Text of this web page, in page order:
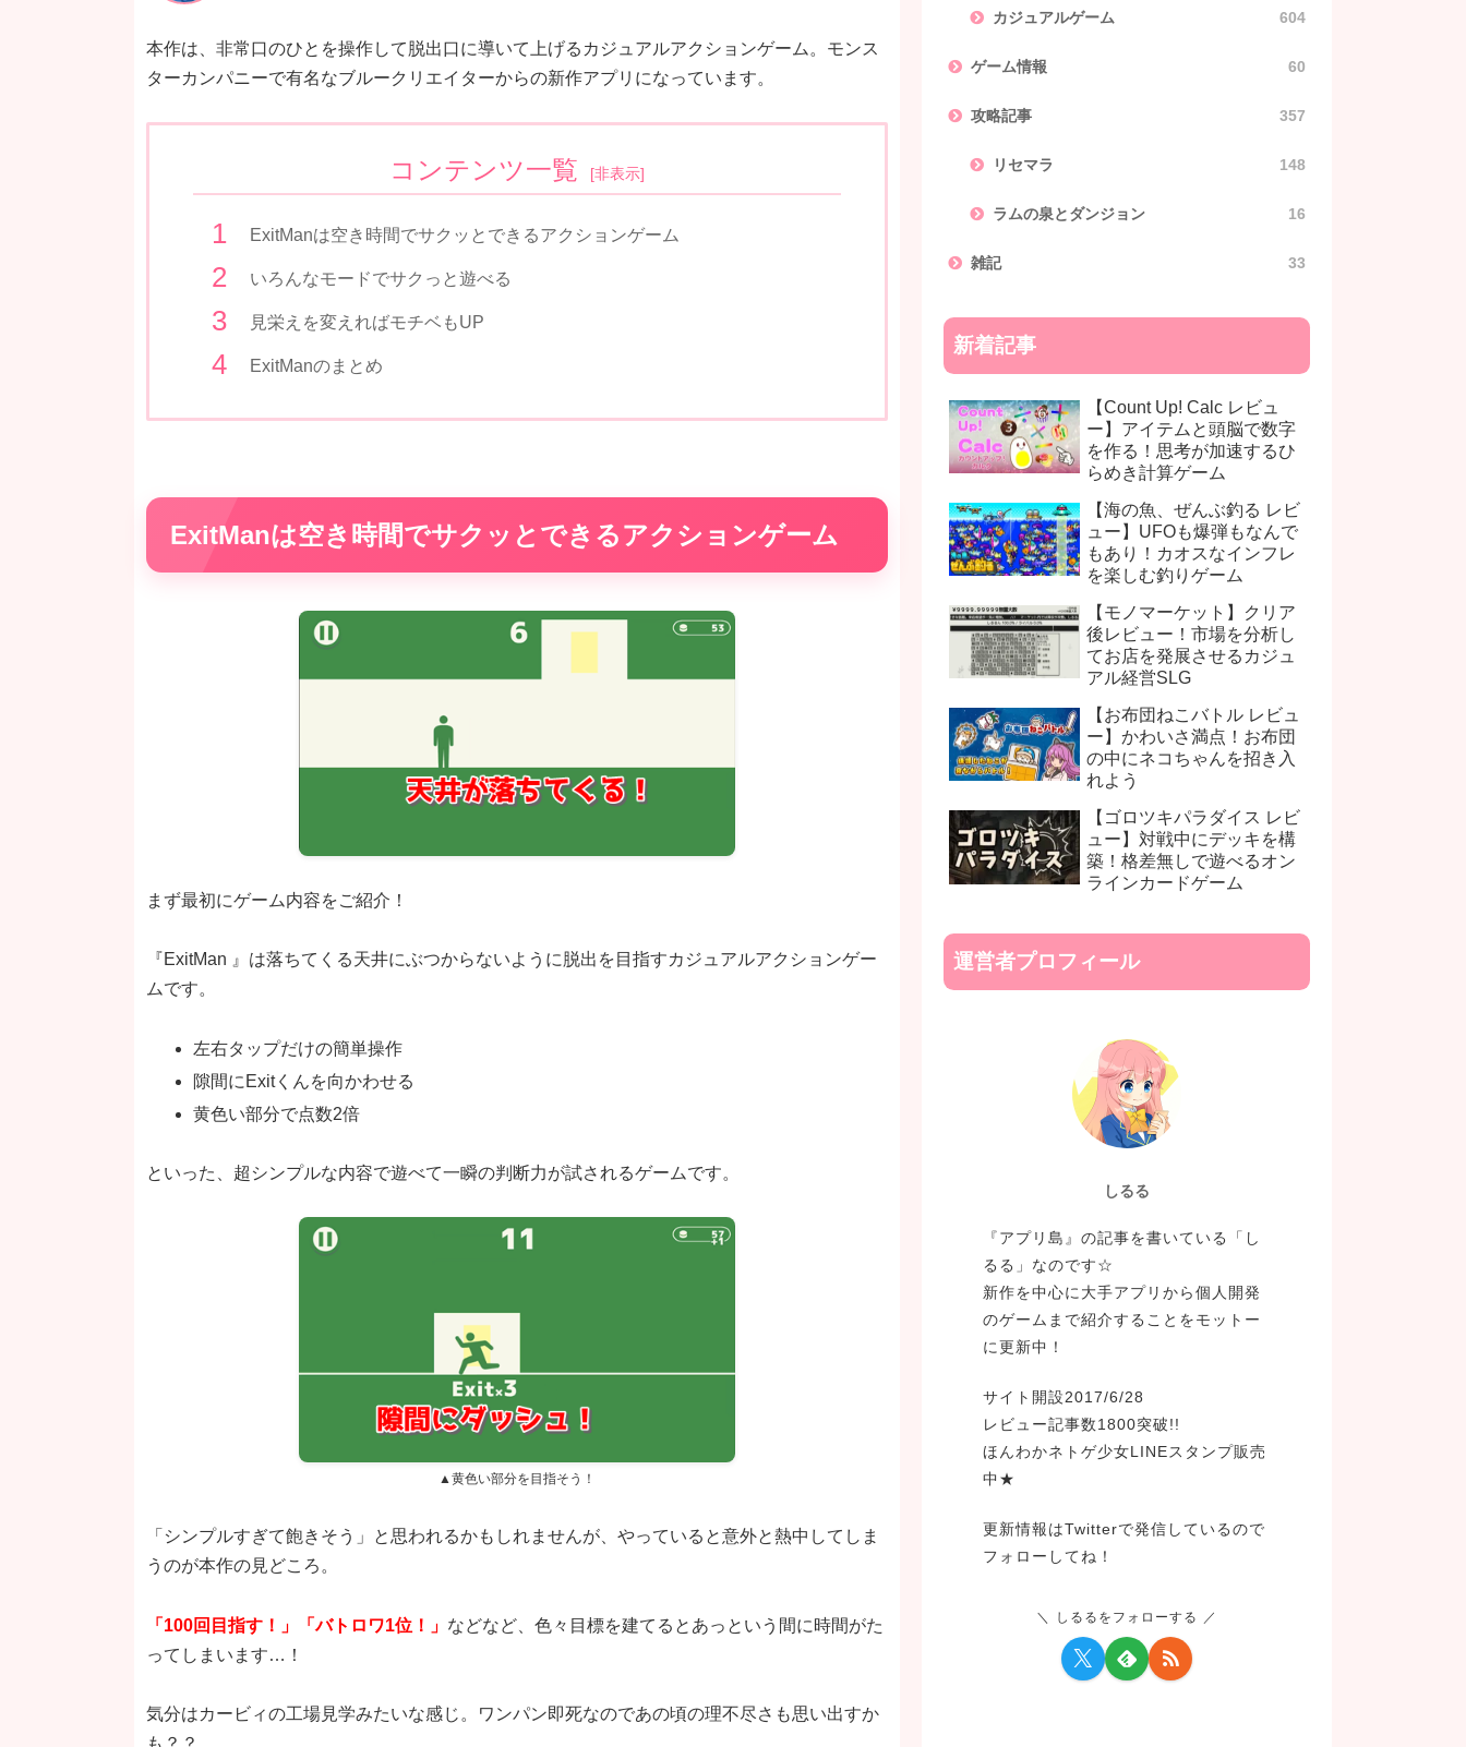
本作は、非常口のひとを操作して脱出口に導いて上げるカジュアルアクションゲーム。モンス
ターカンパニーで有名なブルークリエイターからの新作アプリになっています。
コンテンツ一覧 [非表示]
ExitManは空き時間でサクッとできるアクションゲーム
いろんなモードでサクっと遊べる
見栄えを変えればモチベもUP
ExitManのまとめ
ExitManは空き時間でサクッとできるアクションゲーム
まず最初にゲーム内容をご紹介！
『ExitMan 』は落ちてくる天井にぶつからないように脱出を目指すカジュアルアクションゲー
ムです。
左右タップだけの簡単操作
隙間にExitくんを向かわせる
黄色い部分で点数2倍
といった、超シンプルな内容で遊べて一瞬の判断力が試されるゲームです。
▲黄色い部分を目指そう！
「シンプルすぎて飽きそう」と思われるかもしれませんが、やっていると意外と熱中してしま
うのが本作の見どころ。
「100回目指す！」「バトロワ1位！」 などなど、色々目標を建てるとあっという間に時間がた
ってしまいます…！
気分はカービィの工場見学みたいな感じ。ワンパン即死なのであの頃の理不尽さも思い出すか
も？？
カジュアルゲーム 604
ゲーム情報 60
攻略記事 357
リセマラ 148
ラムの泉とダンジョン 16
雑記 33
新着記事
【Count Up! Calc レビュ
ー】アイテムと頭脳で数字
を作る！思考が加速するひ
らめき計算ゲーム
【海の魚、ぜんぶ釣る レビ
ュー】UFOも爆弾もなんで
もあり！カオスなインフレ
を楽しむ釣りゲーム
【モノマーケット】クリア
後レビュー！市場を分析し
てお店を発展させるカジュ
アル経営SLG
【お布団ねこバトル レビュ
ー】かわいさ満点！お布団
の中にネコちゃんを招き入
れよう
【ゴロツキパラダイス レビ
ュー】対戦中にデッキを構
築！格差無しで遊べるオン
ラインカードゲーム
運営者プロフィール
しるる
『アプリ島』の記事を書いている「し
るる」なのです☆
新作を中心に大手アプリから個人開発
のゲームまで紹介することをモットー
に更新中！
サイト開設2017/6/28
レビュー記事数1800突破!!
ほんわかネトゲ少女LINEスタンプ販売
中★
更新情報はTwitterで発信しているので
フォローしてね！
しるるをフォローする